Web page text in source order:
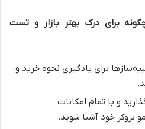
برای درک بهتر بازار و تست
برای یادگیری نحوه خرید و
و با تمام امکانات